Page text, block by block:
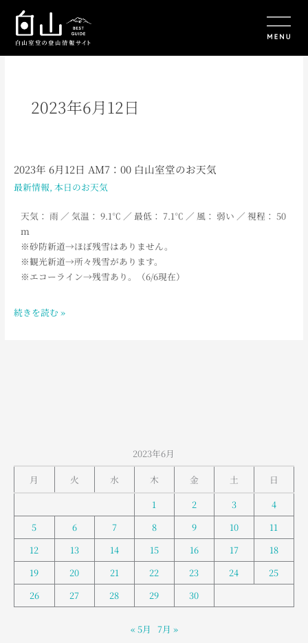
2023年6月12日
2023年 6月12日 AM7：00 白山室堂のお天気
最新情報, 本日のお天気
天気： 雨 ／ 気温： 9.1℃ ／ 最低： 7.1℃ ／ 風： 弱い ／ 視程： 50
ｍ
※砂防新道→ほぼ残雪はありません。
※観光新道→所々残雪があります。
※エコーライン→残雪あり。（6/6現在）
2023
年
月
12
AM7：
00
山
続きを読む »
2023年6月
月
火 水 木 金 土
日
1
2 3
4
5
6 7 8 9 10
11
12
13 14 15 16 17
18
19
20 21 22 23 24
25
26
27 28 29 30
« 5月 7月 »